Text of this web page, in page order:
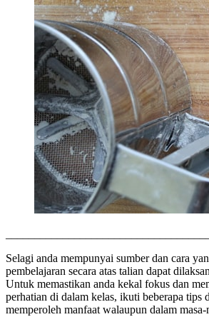
Selagi anda mempunyai sumber dan cara
pembelajaran secara atas talian dapat
Untuk memastikan anda kekal fokus dan
perhatian di dalam kelas, ikuti beberapa tips
memperoleh manfaat walaupun dalam masa-